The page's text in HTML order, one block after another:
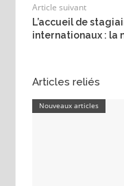
Article suivant
L’accueil de
internationaux : la
Articles reliés
Nouveaux articles